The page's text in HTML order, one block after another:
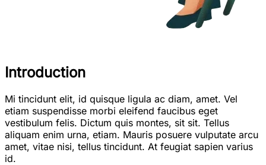
Introduction
Mi tincidunt elit, id quisque ligula ac diam, amet. Vel
etiam suspendisse morbi eleifend faucibus eget
vestibulum felis. Dictum quis montes, sit sit. Tellus
aliquam enim urna, etiam. Mauris posuere vulputate arcu
amet, vitae nisi, tellus tincidunt. At feugiat sapien varius
id.